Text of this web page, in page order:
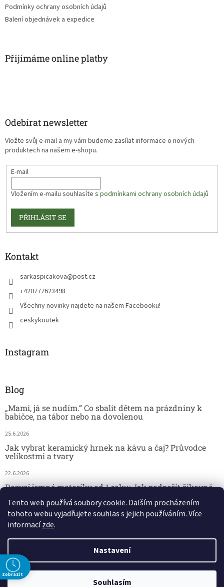
Tento web používá soubory cookie. Dalším procházením
tohoto webu vyjadřujete souhlas s jejich používáním. Více
informacízde.
Nastavení
Souhlasím
29.7. kamenná prodejna - DOVOLENÁ. 🚚 Doprava zdarma při nákupu
Podmínky ochrany osobních údajů
Balení objednávek a expedice
Přijímáme online platby
Odebírat newsletter
Vložte svůj e-mail a my vám budeme zasílat informace o nových
produktech na našem e-shopu.
E-mail
Vložením e-mailu souhlasíte s podmínkami ochrany osobních údajů
PŘIHLÁSIT SE
Kontakt
sarkaspicakova@post.cz
+420777623498
Všechny novinky najdete na našem Facebooku!
ceskykoutek
Instagram
Blog
„Mami, já se nudím.“ Co sbalit dětem na prázdniny k
babičce, na tábor nebo na dovolenou
25.6.2026
Jak vybrat keramický hrnek na kávu a čaj? Průvodce
velikostmi a tvary
22.6.2026
Rozvoj jemné motoriky od 1 roku: Jak podpořit šikovné
18.6.2026
Vytvořil Shoptet
Český koutek. Všechna práva vyhrazena.
Zobrazit